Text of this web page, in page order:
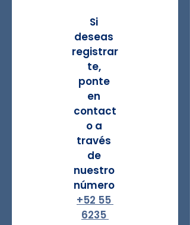
Si
deseas
registrar
te,
ponte
en
contact
o a
través
de
nuestro
número
+52 55
6235